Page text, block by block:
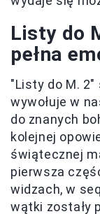
Listy do
pełna
"Listy do M.
wywołuje w
do znanych
kolejnej
świątecznej
pierwsza
widzach, w
wątki zostały